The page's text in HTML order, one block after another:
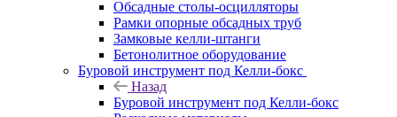
Обсадные столы-осцилляторы
Рамки опорные обсадных труб
Замковые келли-штанги
Бетонолитное оборудование
Буровой инструмент под Келли-бокс
Назад
Буровой инструмент под Келли-бокс